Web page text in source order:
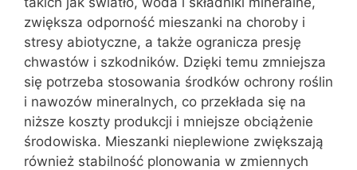
zwiększa odporność mieszanki na choroby i
stresy abiotyczne, a także ogranicza presję
chwastów i szkodników. Dzięki temu zmniejsza
się potrzeba stosowania środków ochrony roślin
i nawozów mineralnych, co przekłada się na
niższe koszty produkcji i mniejsze obciążenie
środowiska. Mieszanki nieplewione zwiększają
również stabilność plonowania w zmiennych